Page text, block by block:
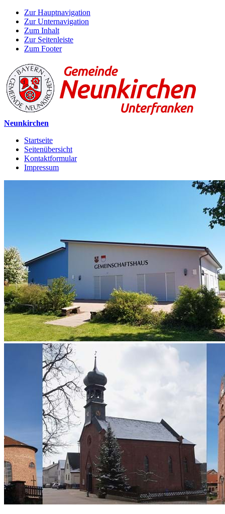
Zur Hauptnavigation
Zur Unternavigation
Zum Inhalt
Zur Seitenleiste
Zum Footer
Neunkirchen
Startseite
Seitenübersicht
Kontaktformular
Impressum